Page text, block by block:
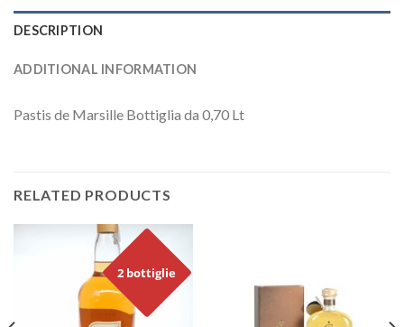
DESCRIPTION
ADDITIONAL INFORMATION
Pastis de Marsille Bottiglia da 0,70 Lt
RELATED PRODUCTS
2 bottiglie